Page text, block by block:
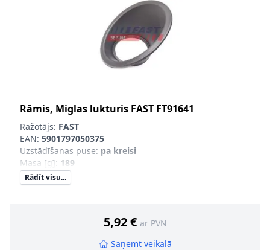
Rāmis, Miglas lukturis FAST FT91641
Ražotājs: FAST
EAN: 5901797050375
Uzstādīšanas puse: pa kreisi
Masa [g]: 189
Rādīt visu...
5,92 € ar PVN
Saņemt veikalā